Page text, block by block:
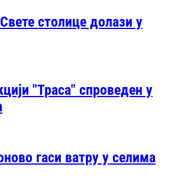
столице долази у
"Траса" спроведен у
гаси ватру у селима